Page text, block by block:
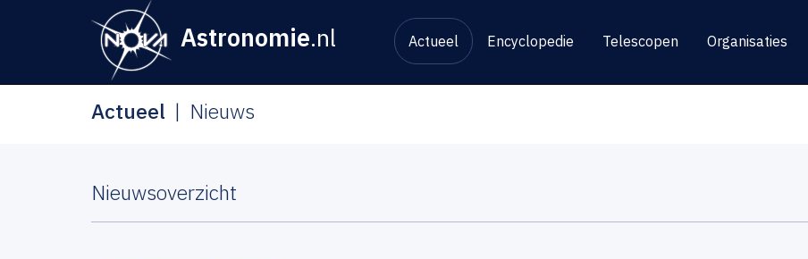
Astronomie.nl Actueel Encyclopedie Telescopen Organisaties
Actueel Nieuws
Nieuwsoverzicht